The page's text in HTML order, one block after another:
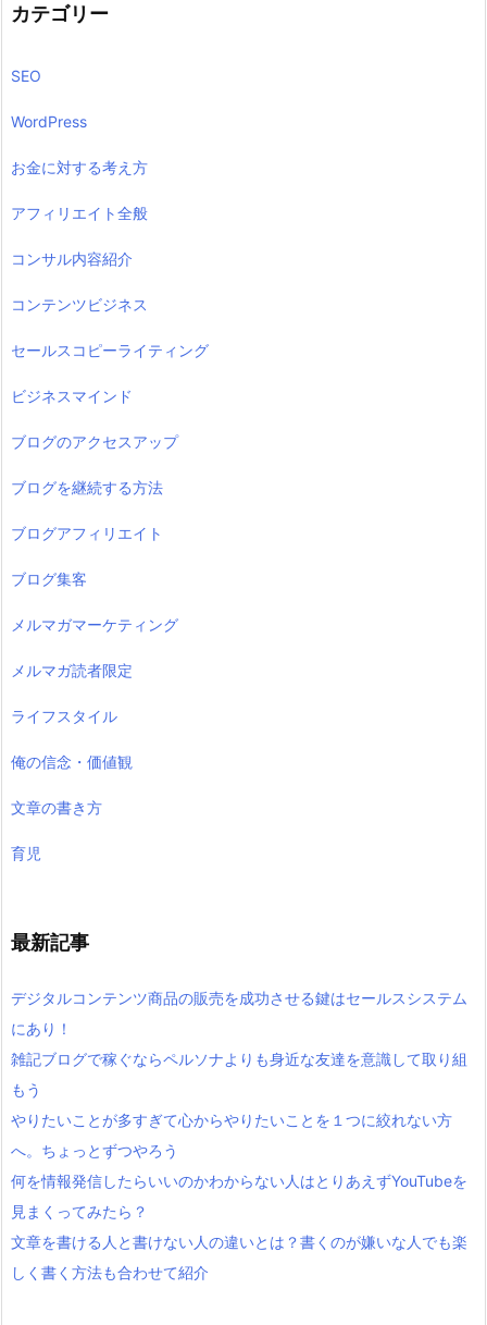
カテゴリー
SEO
WordPress
お金に対する考え方
アフィリエイト全般
コンサル内容紹介
コンテンツビジネス
セールスコピーライティング
ビジネスマインド
ブログのアクセスアップ
ブログを継続する方法
ブログアフィリエイト
ブログ集客
メルマガマーケティング
メルマガ読者限定
ライフスタイル
俺の信念・価値観
文章の書き方
育児
最新記事
デジタルコンテンツ商品の販売を成功させる鍵はセールスシステム
にあり！
雑記ブログで稼ぐならペルソナよりも身近な友達を意識して取り組
もう
やりたいことが多すぎて心からやりたいことを１つに絞れない方
へ。ちょっとずつやろう
何を情報発信したらいいのかわからない人はとりあえずYouTubeを
見まくってみたら？
文章を書ける人と書けない人の違いとは？書くのが嫌いな人でも楽
しく書く方法も合わせて紹介